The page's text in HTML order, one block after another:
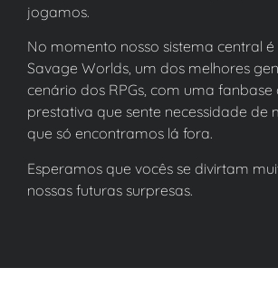
jogamos.
No momento nosso sistema central
Savage Worlds, um dos melhores
cenário dos RPGs, com uma fanbase
prestativa que sente necessidade de
que só encontramos lá fora.
Esperamos que vocês se divirtam
nossas futuras surpresas.